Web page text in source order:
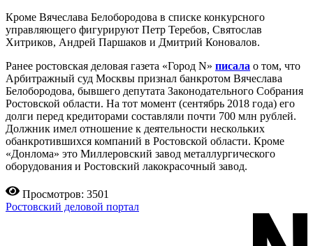
Кроме Вячеслава Белобородова в списке конкурсного
управляющего фигурируют Петр Теребов, Святослав
Хитриков, Андрей Паршаков и Дмитрий Коновалов.
Ранее ростовская деловая газета «Город N» писала о том, что
Арбитражный суд Москвы признал банкротом Вячеслава
Белобородова, бывшего депутата Законодательного Собрания
Ростовской области. На тот момент (сентябрь 2018 года) его
долги перед кредиторами составляли почти 700 млн рублей.
Должник имел отношение к деятельности нескольких
обанкротившихся компаний в Ростовской области. Кроме
«Донлома» это Миллеровский завод металлургического
оборудования и Ростовский лакокрасочный завод.
Просмотров: 3501
Ростовский деловой портал